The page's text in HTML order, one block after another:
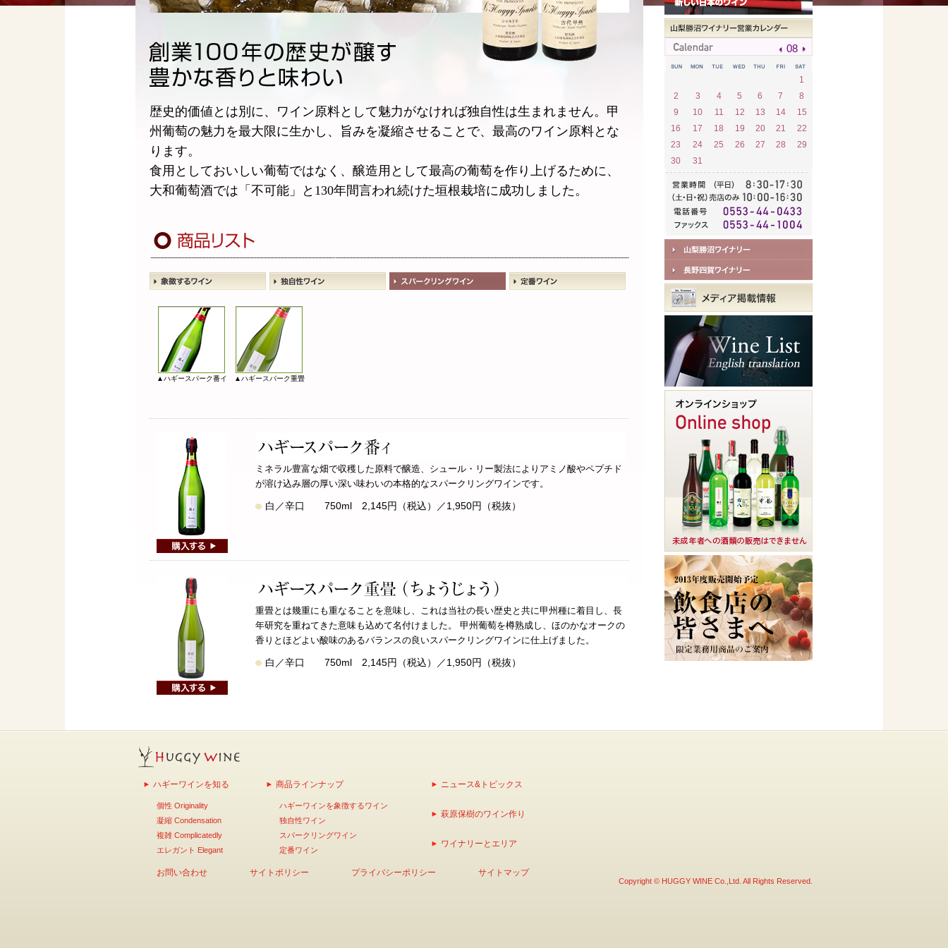
歴史的価値とは別に、ワイン原料として魅力がなければ独自性は生まれません。甲
州葡萄の魅力を最大限に生かし、旨みを凝縮させることで、最高のワイン原料とな
ります。
食用としておいしい葡萄ではなく、醸造用として最高の葡萄を作り上げるために、
大和葡萄酒では「不可能」と130年間言われ続けた垣根栽培に成功しました。
▲ハギースパーク番イ ▲ハギースパーク重畳
ミネラル豊富な畑で収穫した原料で醸造、シュール・リー製法によりアミノ酸やペプチド
が溶け込み層の厚い深い味わいの本格的なスパークリングワインです。
白／辛口 750ml 2,145円（税込）／1,950円（税抜）
重畳とは幾重にも重なることを意味し、これは当社の長い歴史と共に甲州種に着目し、長
年研究を重ねてきた意味も込めて名付けました。 甲州葡萄を樽熟成し、ほのかなオークの
香りとほどよい酸味のあるバランスの良いスパークリングワインに仕上げました。
白／辛口 750ml 2,145円（税込）／1,950円（税抜）
08
1
2
3 4 5 6 7
8
9
10 11 12 13 14
15
16
17 18 19 20 21
22
23
24 25 26 27 28
29
30
31
ハギーワインを知る
個性 Originality
凝縮 Condensation
複雑 Complicatedly
エレガント Elegant
商品ラインナップ
ハギーワインを象徴するワイン
独自性ワイン
スパークリングワイン
定番ワイン
ニュース&トピックス
萩原保樹のワイン作り
ワイナリーとエリア
お問い合わせ サイトポリシー プライバシーポリシー サイトマップ
Copyright © HUGGY WINE Co.,Ltd. All Rights Reserved.